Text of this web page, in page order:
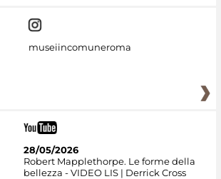
museiincomuneroma
28/05/2026
Robert Mapplethorpe. Le forme della
bellezza - VIDEO LIS | Derrick Cross